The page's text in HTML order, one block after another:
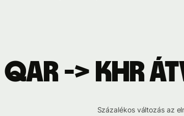
QAR -> KHR
Százalékos változás az